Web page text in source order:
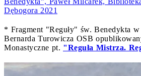
Dębogora 2021
* Fragment "Reguły" św. Benedykta w
Bernarda Turowicza OSB
Monastyczne pt. "Reguła Mistrza.